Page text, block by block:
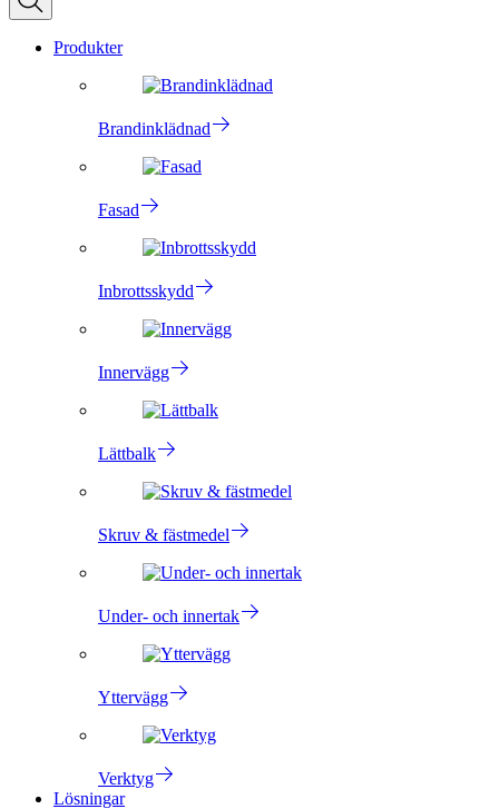
Produkter
Brandinklädnad
Fasad
Inbrottsskydd
Innervägg
Lättbalk
Skruv & fästmedel
Under- och innertak
Yttervägg
Verktyg
Lösningar